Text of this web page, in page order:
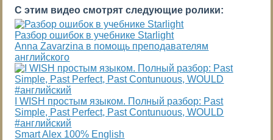
С этим видео смотрят следующие ролики:
Разбор ошибок в учебнике Starlight
Anna Zavarzina в помощь преподавателям
английского
I WISH простым языком. Полный разбор: Past
Simple, Past Perfect, Past Contunuous, WOULD
#английский
Smart Alex 100% English